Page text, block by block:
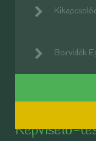
Borvidék
Képviselő-